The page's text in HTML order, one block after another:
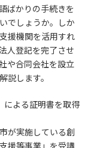
ばかりの手続きを
でしょうか。しか
援機関を活用すれ
人登記を完了させ
や合同会社を設立
説します。
による証明書を取得
が実施している創
援等事業」を受講